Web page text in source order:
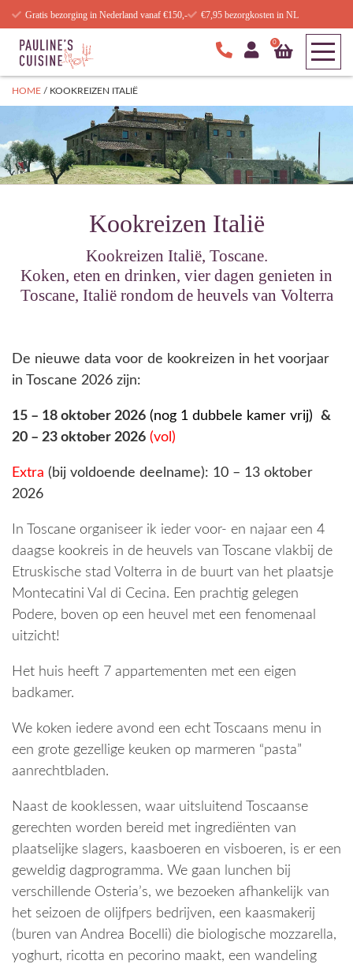
Gratis bezorging in Nederland vanaf €150,- €7,95 bezorgkosten in NL
0
HOME / KOOKREIZEN ITALIË
Kookreizen Italië
Kookreizen Italië, Toscane.
Koken, eten en drinken, vier dagen genieten in
Toscane, Italië rondom de heuvels van Volterra
De nieuwe data voor de kookreizen in het voorjaar
in Toscane 2026 zijn:
15 – 18 oktober 2026 (nog 1 dubbele kamer vrij)
&
20 – 23 oktober 2026 (vol)
Extra (bij voldoende deelname): 10 – 13 oktober
2026
In Toscane organiseer ik ieder voor- en najaar een 4
daagse kookreis in de heuvels van Toscane vlakbij de
Etruskische stad Volterra in de buurt van het plaatsje
Montecatini Val di Cecina. Een prachtig gelegen
Podere, boven op een heuvel met een fenomenaal
uitzicht!
Het huis heeft 7 appartementen met een eigen
badkamer.
We koken iedere avond een echt Toscaans menu in
een grote gezellige keuken op marmeren “pasta”
aanrechtbladen.
Naast de kooklessen, waar uitsluitend Toscaanse
gerechten worden bereid met ingrediënten van
plaatselijke slagers, kaasboeren en visboeren, is er een
geweldig dagprogramma. We gaan lunchen bij
verschillende Osteria’s, we bezoeken afhankelijk van
het seizoen de olijfpers bedrijven, een kaasmakerij
(buren van Andrea Bocelli) die biologische mozzarella,
yoghurt, ricotta en pecorino maakt, een wandeling